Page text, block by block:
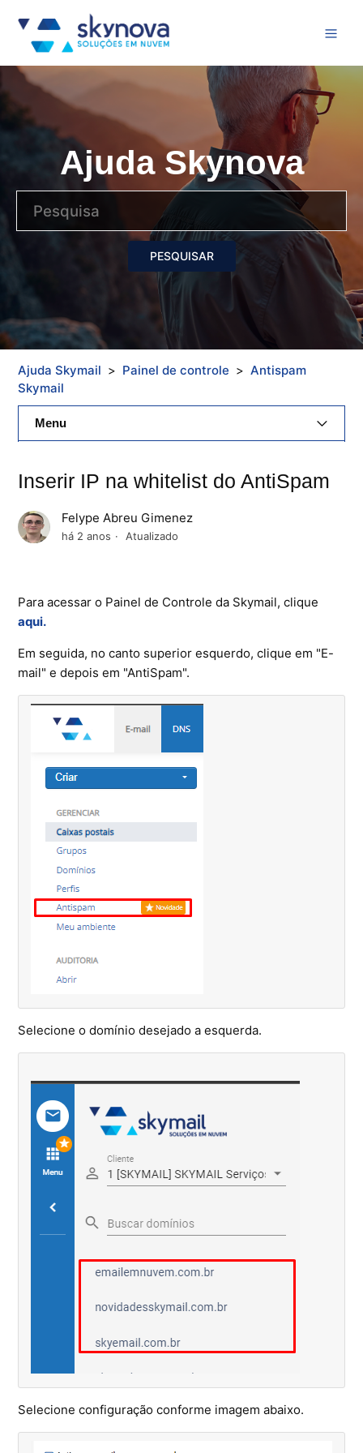
Ajuda Skynova
Ajuda Skymail Painel de controle
Antispam
Skymail
Menu
Hospedagem De Sites
Backup
Skybox
Microsoft 365
Ferramentas
Skymail Talk
Interno - Cloud Interno
Interno - CloudStack
Interno - Procedimentos Internos
Interno - Veeam
Microsoft SQL Server
Inserir IP na whitelist do AntiSpam
Felype Abreu Gimenez
há 2 anos Atualizado
Para acessar o Painel de Controle da Skymail, clique
aqui.
Em seguida, no canto superior esquerdo, clique em "E-
mail" e depois em "AntiSpam".
Selecione o domínio desejado a esquerda.
Selecione configuração conforme imagem abaixo.